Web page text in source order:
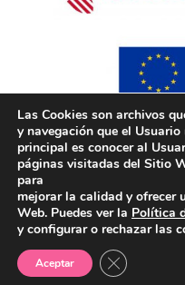
Las Cookies son archivos
y navegación que el
principal es conocer al
páginas visitadas del Sitio
para
mejorar la calidad y ofrecer
Web. Puedes ver la Política
y configurar o rechazar las
Aceptar Cerrar el
Cofinançat per la
Programa
Comunitat
resposta de la Unió